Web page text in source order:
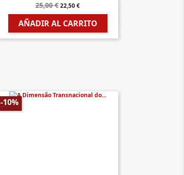
25,00 €22,50 €
AÑADIR AL CARRITO
 Vista rápida
-10%